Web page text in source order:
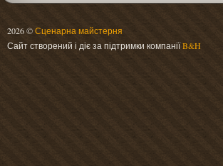
2026 ©Сценарна майстерня
Сайт створений і діє за підтримки компаніїB&H